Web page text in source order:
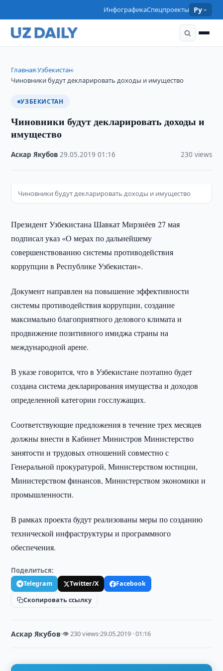
ИнфографикаСпецпроекты Ру
Главная›Узбекистан›
Чиновники будут декларировать доходы и имущество
УЗБЕКИСТАН
Чиновники будут декларировать доходы и
имущество
Аскар Якубов ·29.05.2019 ·01:16 230 views
Чиновники будут декларировать доходы и имущество
Президент Узбекистана Шавкат Мирзиёев 27 мая
подписал указ «О мерах по дальнейшему
совершенствованию системы противодействия
коррупции в Республике Узбекистан».
Документ направлен на повышение эффективности
системы противодействия коррупции, создание
максимально благоприятного делового климата и
продвижение позитивного имиджа страны на
международной арене.
В указе говорится, что в Узбекистане поэтапно будет
создана система декларирования имущества и доходов
определенной категории госслужащих.
Соответствующие предложения в течение трех месяцев
должны внести в Кабинет Министров Министерство
занятости и трудовых отношений совместно с
Генеральной прокуратурой, Министерством юстиции,
Министерством финансов, Министерством экономики и
промышленности.
В рамках проекта будут реализованы меры по созданию
технической инфраструктуры и программного
обеспечения.
Поделиться:
Telegram Twitter/X
Facebook
Скопировать ссылку
Аскар Якубов·👁 230 views·29.05.2019 · 01:16